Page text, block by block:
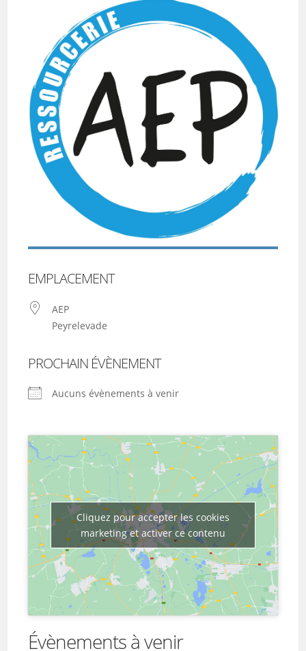
EMPLACEMENT
AEP
Peyrelevade
PROCHAIN ÉVÈNEMENT
Aucuns évènements à venir
Cliquez pour accepter les cookies
marketing et activer ce contenu
Évènements à venir